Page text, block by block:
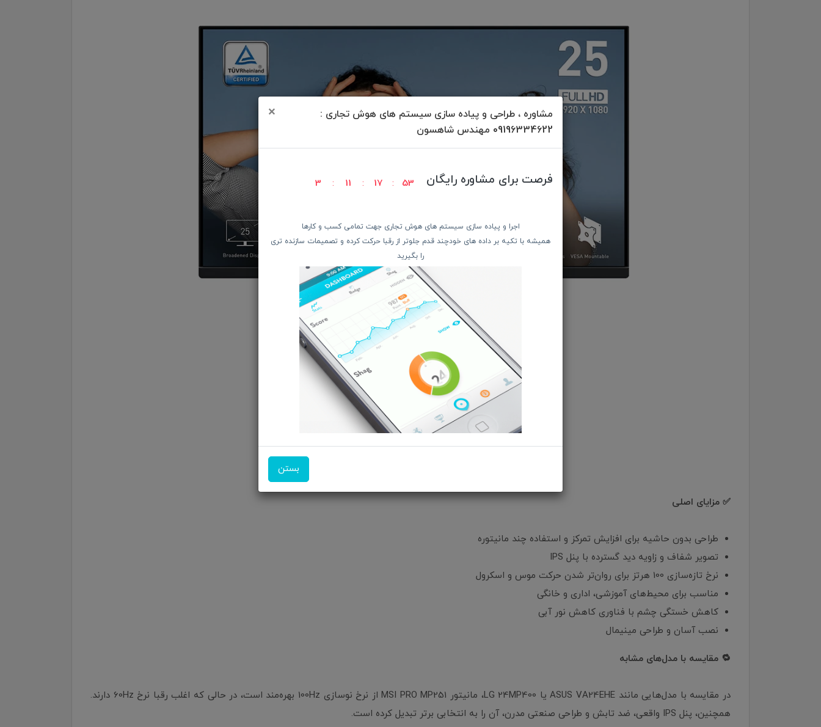
مشاوره ، طراحی و پیاده سازی سیستم های هوش تجاری :
09196334622 مهندس شاهسون
×
فرصت برای مشاوره رایگان 3 11 17 52
اجرا و پیاده سازی سیستم های هوش تجاری جهت تمامی کسب و کارها
همیشه با تکیه بر داده های خودچند قدم جلوتر از رقبا حرکت کرده و تصمیمات سازنده تری
را بگیرید
بستن
✅ مزایای اصلی
طراحی بدون حاشیه برای افزایش تمرکز و استفاده چند مانیتوره
تصویر شفاف و زاویه دید گسترده با پنل IPS
نرخ تازه‌سازی 100 هرتز برای روان‌تر شدن حرکت موس و اسکرول
مناسب برای محیط‌های آموزشی، اداری و خانگی
کاهش خستگی چشم با فناوری کاهش نور آبی
نصب آسان و طراحی مینیمال
🔁 مقایسه با مدل‌های مشابه
در مقایسه با مدل‌هایی مانند ASUS VA24EHE یا LG 24MP400، مانیتور MSI PRO MP251 از نرخ نوسازی 100Hz بهره‌مند است، در حالی که اغلب رقبا نرخ 60Hz دارند.
همچنین، پنل IPS واقعی، ضد تابش و طراحی صنعتی مدرن، آن را به انتخابی برتر تبدیل کرده است.
×
در کنار ما بمونید !!!
دوست دارید از آخرین جشنواره های تخفیفی ، اخبار فناوری و
محصولات جدید فروشگاه ما مطلع بشید ؟
حتما